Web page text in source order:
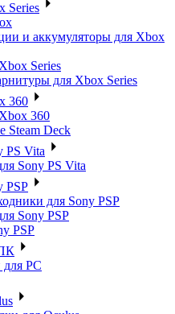
Series
и аккумуляторы для Xbox
Series
для Xbox Series
360
360
Steam Deck
PS Vita
Sony PS Vita
PSP
для Sony PSP
Sony PSP
PSP
PC